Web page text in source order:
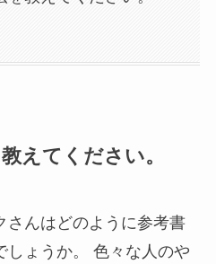
えてください。
さんはどのように参考書
しょうか。 色々な人のや